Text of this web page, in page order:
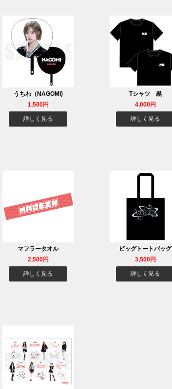
うちわ（NAGOMI)
1,500円
詳しく見る
Tシャツ 黒
4,000円
詳しく見る
マフラータオル
2,500円
詳しく見る
ビッグトートバッグ
3,500円
詳しく見る